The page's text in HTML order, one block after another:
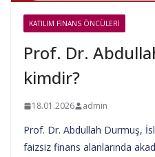
KATILIM FINANS ÖNCÜLERI
Prof. Dr.
kimdir?
18.01.2026 admin
Prof. Dr. Abdullah Durmuş,
faizsiz finans alanlarında